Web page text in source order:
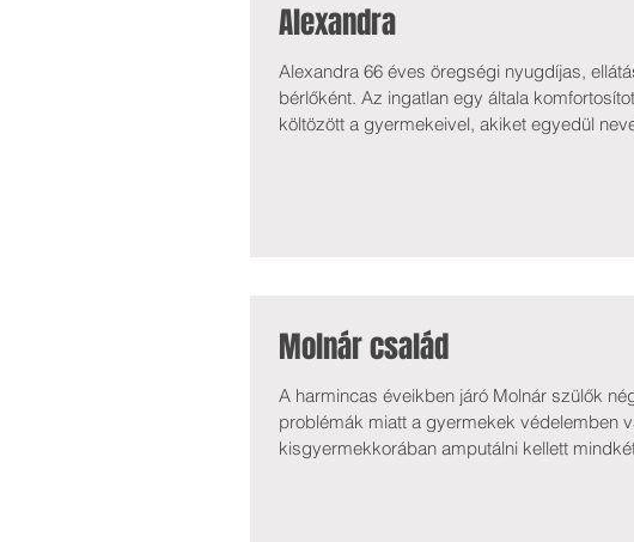
Alexandra
Alexandra 66 éves öregségi nyugdíjas, ellátásának összege 104.900 Ft. Egy 21 m 2 -es lakásban él,
bérlőként. Az ingatlan egy általa
költözött a gyermekeivel, akiket egyedül
Molnár család
A harmincas éveikben járó Molnár szülők
problémák miatt a gyermekek védelemben
kisgyermekkorában amputálni kellett